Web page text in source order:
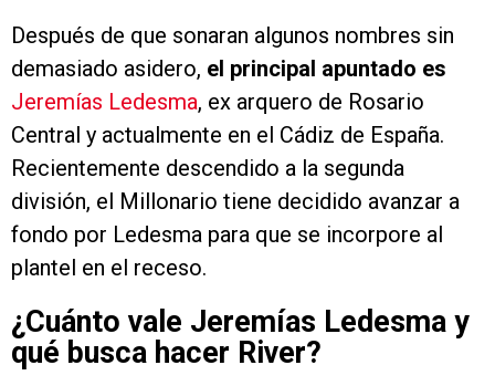
Después de que sonaran algunos nombres sin
demasiado asidero, el principal apuntado es
Jeremías Ledesma, ex arquero de Rosario
Central y actualmente en el Cádiz de España.
Recientemente descendido a la segunda
división, el Millonario tiene decidido avanzar a
fondo por Ledesma para que se incorpore al
plantel en el receso.
¿Cuánto vale Jeremías Ledesma y
qué busca hacer River?